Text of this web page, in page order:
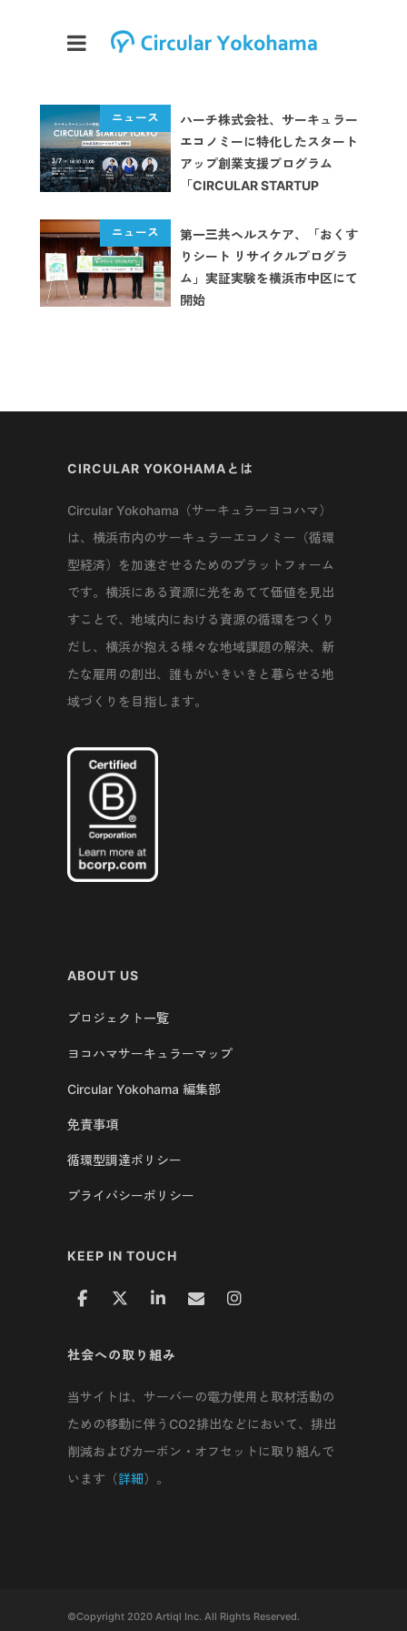
ハーチ株式会社、サーキュラー
エコノミーに特化したスタート
アップ創業支援プログラム
「CIRCULAR STARTUP
第一三共ヘルスケア、「おくす
りシート リサイクルプログラ
ム」実証実験を横浜市中区にて
開始
CIRCULAR YOKOHAMAとは
Circular Yokohama（サーキュラーヨコハマ）
は、横浜市内のサーキュラーエコノミー（循環
型経済）を加速させるためのプラットフォーム
です。横浜にある資源に光をあてて価値を見出
すことで、地域内における資源の循環をつくり
だし、横浜が抱える様々な地域課題の解決、新
たな雇用の創出、誰もがいきいきと暮らせる地
域づくりを目指します。
ABOUT US
プロジェクト一覧
ヨコハマサーキュラーマップ
Circular Yokohama 編集部
免責事項
循環型調達ポリシー
プライバシーポリシー
KEEP IN TOUCH
社会への取り組み
当サイトは、サーバーの電力使用と取材活動の
ための移動に伴うCO2排出などにおいて、排出
削減およびカーボン・オフセットに取り組んで
います（詳細）。
©Copyright 2020 Artiql Inc. All Rights Reserved.